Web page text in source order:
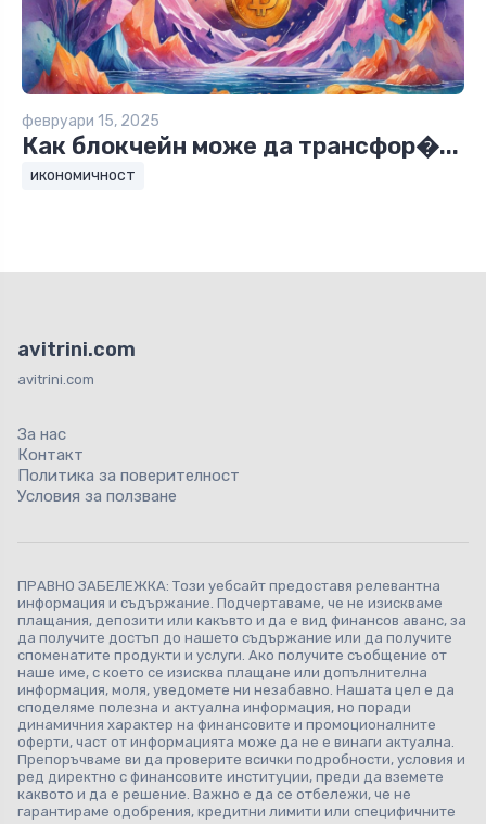
февруари 15, 2025
Как блокчейн може да трансфор�...
икономичност
avitrini.com
avitrini.com
За нас
Контакт
Политика за поверителност
Условия за ползване
ПРАВНО ЗАБЕЛЕЖКА: Този уебсайт предоставя релевантна
информация и съдържание. Подчертаваме, че не изискваме
плащания, депозити или какъвто и да е вид финансов аванс, за
да получите достъп до нашето съдържание или да получите
споменатите продукти и услуги. Ако получите съобщение от
наше име, с което се изисква плащане или допълнителна
информация, моля, уведомете ни незабавно. Нашата цел е да
споделяме полезна и актуална информация, но поради
динамичния характер на финансовите и промоционалните
оферти, част от информацията може да не е винаги актуална.
Препоръчваме ви да проверите всички подробности, условия и
ред директно с финансовите институции, преди да вземете
каквото и да е решение. Важно е да се отбележи, че не
гарантираме одобрения, кредитни лимити или специфичните